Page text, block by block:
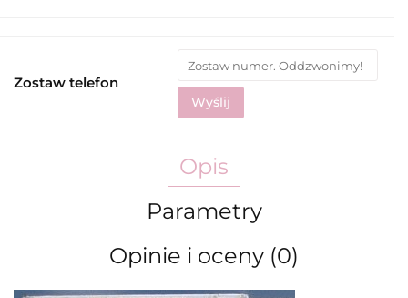
Zostaw telefon
Wyślij
Opis
Parametry
Opinie i oceny (0)